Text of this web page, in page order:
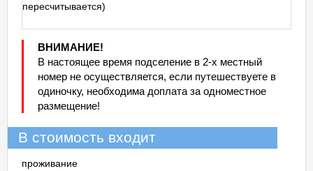
пересчитывается)
ВНИМАНИЕ!
В настоящее время подселение в 2-х местный
номер не осуществляется, если путешествуете в
одиночку, необходима доплата за одноместное
размещение!
В стоимость входит
проживание